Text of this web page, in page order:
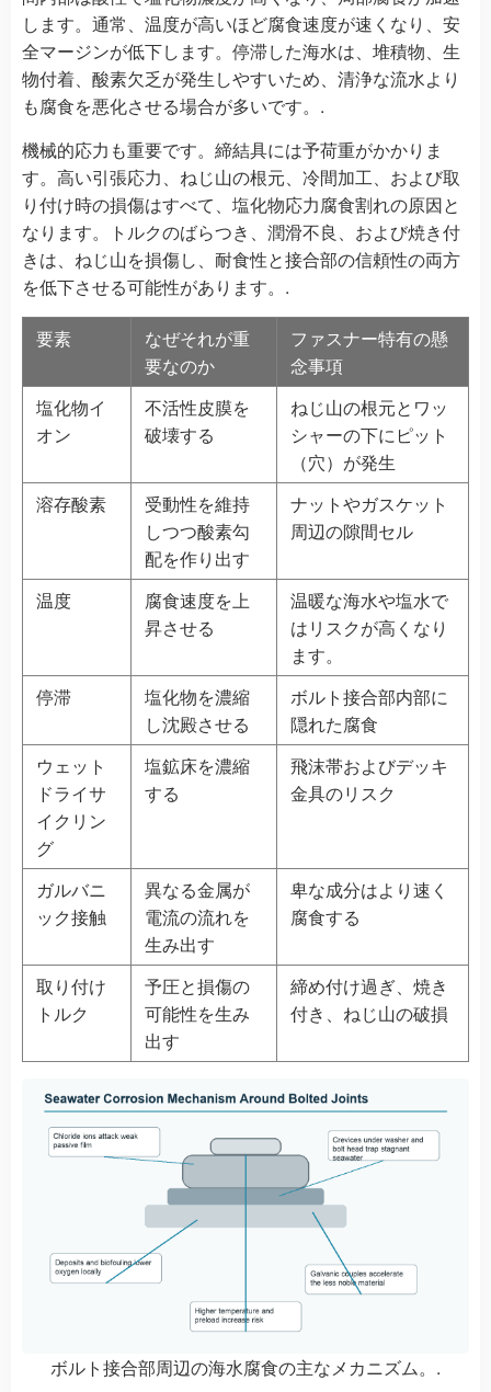
します。通常、温度が高いほど腐食速度が速くなり、安
全マージンが低下します。停滞した海水は、堆積物、生
物付着、酸素欠乏が発生しやすいため、清浄な流水より
も腐食を悪化させる場合が多いです。.
機械的応力も重要です。締結具には予荷重がかかりま
す。高い引張応力、ねじ山の根元、冷間加工、および取
り付け時の損傷はすべて、塩化物応力腐食割れの原因と
なります。トルクのばらつき、潤滑不良、および焼き付
きは、ねじ山を損傷し、耐食性と接合部の信頼性の両方
を低下させる可能性があります。.
要素
なぜそれが重
要なのか
ファスナー特有の懸
念事項
塩化物イ
オン
不活性皮膜を
破壊する
ねじ山の根元とワッ
シャーの下にピット
（穴）が発生
溶存酸素
受動性を維持
しつつ酸素勾
配を作り出す
ナットやガスケット
周辺の隙間セル
温度
腐食速度を上
昇させる
温暖な海水や塩水で
はリスクが高くなり
ます。
停滞
塩化物を濃縮
し沈殿させる
ボルト接合部内部に
隠れた腐食
ウェット
ドライサ
イクリン
グ
塩鉱床を濃縮
する
飛沫帯およびデッキ
金具のリスク
ガルバニ
ック接触
異なる金属が
電流の流れを
生み出す
卑な成分はより速く
腐食する
取り付け
トルク
予圧と損傷の
可能性を生み
出す
締め付け過ぎ、焼き
付き、ねじ山の破損
ボルト接合部周辺の海水腐食の主なメカニズム。.